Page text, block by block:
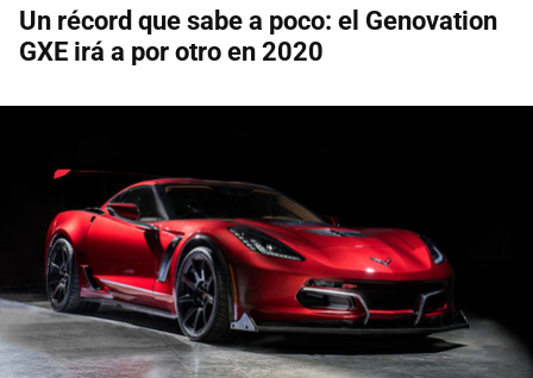
Un récord que sabe a poco: el Genovation
GXE irá a por otro en 2020